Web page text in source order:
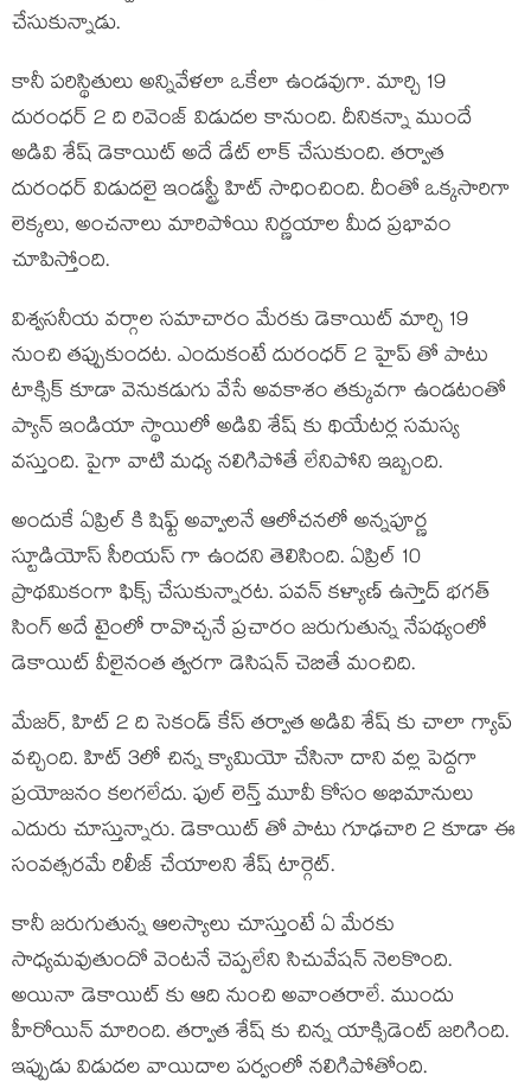
చేసుకున్నాడు.
కానీ పరిస్థితులు అన్నివేళలా ఒకేలా ఉండవుగా. మార్చి 19
దురంధర్ 2 ది రివెంజ్ విడుదల కానుంది. దీనికన్నా ముందే
అడివి శేష్ డెకాయిట్ అదే డేట్ లాక్ చేసుకుంది. తర్వాత
దురంధర్ విడుదలై ఇండస్ట్రీ హిట్ సాధించింది. దీంతో ఒక్కసారిగా
లెక్కలు, అంచనాలు మారిపోయి నిర్ణయాల మీద ప్రభావం
చూపిస్తోంది.
విశ్వసనీయ వర్గాల సమాచారం మేరకు డెకాయిట్ మార్చి 19
నుంచి తప్పుకుందట. ఎందుకంటే దురంధర్ 2 హైప్ తో పాటు
టాక్సిక్ కూడా వెనుకడుగు వేసే అవకాశం తక్కువగా ఉండటంతో
ప్యాన్ ఇండియా స్థాయిలో అడివి శేష్ కు థియేటర్ల సమస్య
వస్తుంది. పైగా వాటి మధ్య నలిగిపోతే లేనిపోని ఇబ్బంది.
అందుకే ఏప్రిల్ కి షిఫ్ట్ అవ్వాలనే ఆలోచనలో అన్నపూర్ణ
స్టూడియోస్ సీరియస్ గా ఉందని తెలిసింది. ఏప్రిల్ 10
ప్రాథమికంగా ఫిక్స్ చేసుకున్నారట. పవన్ కళ్యాణ్ ఉస్తాద్ భగత్
సింగ్ అదే టైంలో రావొచ్చనే ప్రచారం జరుగుతున్న నేపథ్యంలో
డెకాయిట్ వీలైనంత త్వరగా డెసిషన్ చెబితే మంచిది.
మేజర్, హిట్ 2 ది సెకండ్ కేస్ తర్వాత అడివి శేష్ కు చాలా గ్యాప్
వచ్చింది. హిట్ 3లో చిన్న క్యామియో చేసినా దాని వల్ల పెద్దగా
ప్రయోజనం కలగలేదు. ఫుల్ లెన్త్ మూవీ కోసం అభిమానులు
ఎదురు చూస్తున్నారు. డెకాయిట్ తో పాటు గూఢచారి 2 కూడా ఈ
సంవత్సరమే రిలీజ్ చేయాలని శేష్ టార్గెట్.
కానీ జరుగుతున్న ఆలస్యాలు చూస్తుంటే ఏ మేరకు
సాధ్యమవుతుందో వెంటనే చెప్పలేని సిచువేషన్ నెలకొంది.
అయినా డెకాయిట్ కు ఆది నుంచి అవాంతరాలే. ముందు
హీరోయిన్ మారింది. తర్వాత శేష్ కు చిన్న యాక్సిడెంట్ జరిగింది.
ఇప్పుడు విడుదల వాయిదాల పర్వంలో నలిగిపోతోంది.